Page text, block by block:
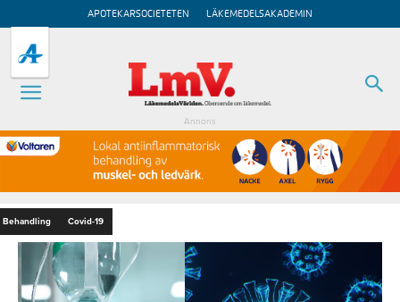
APOTEKARSOCIETETEN LÄKEMEDELSAKADEMIN
Annons
Behandling Covid-19